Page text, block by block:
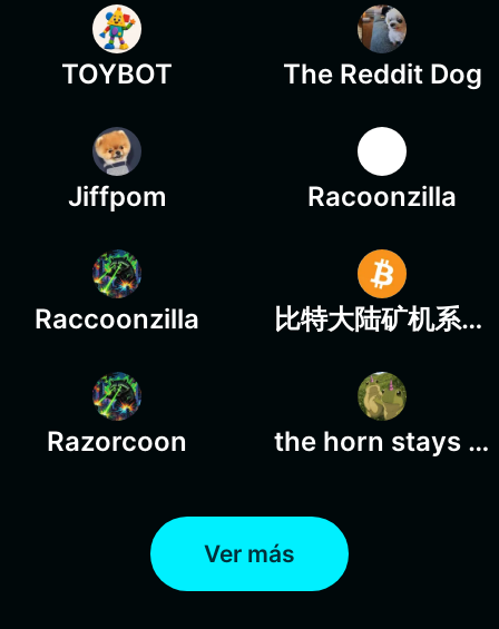
TOYBOT The Reddit Dog
Jiffpom Racoonzilla
Raccoonzilla 比特大陆矿机系统应用币
Razorcoon the horn stays on
Ver más